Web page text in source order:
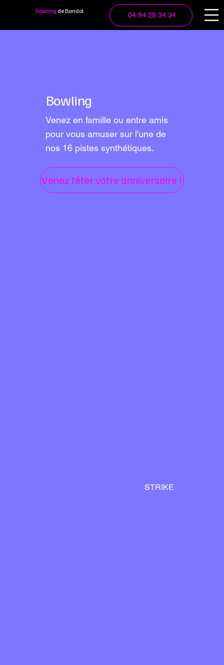
Bowling de Bandol
04 94 29 34 34
Bowling
Venez en famille ou entre amis
pour vous amuser sur l'une de
nos 16 pistes synthétiques.
Venez fêter votre anniversaire !
STRIKE